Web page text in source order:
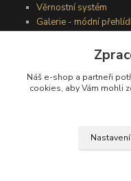
Věrnostní systém
Galerie - módní
Obchodní podmínky
Náš e-shop a partneři
cookies, aby Vám mohli
Nastavení